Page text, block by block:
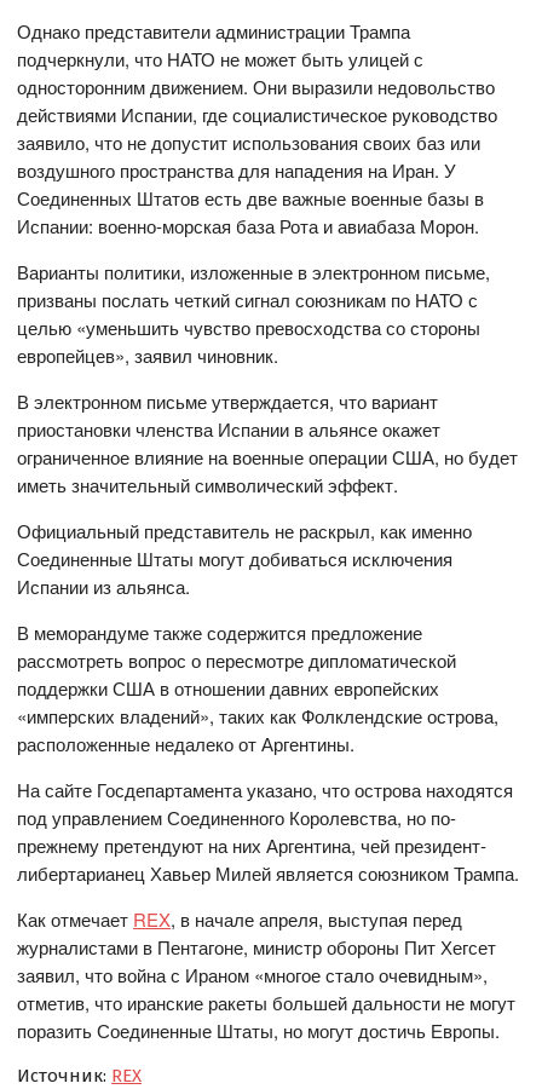
Однако представители администрации Трампа
подчеркнули, что НАТО не может быть улицей с
односторонним движением. Они выразили недовольство
действиями Испании, где социалистическое руководство
заявило, что не допустит использования своих баз или
воздушного пространства для нападения на Иран. У
Соединенных Штатов есть две важные военные базы в
Испании: военно-морская база Рота и авиабаза Морон.
Варианты политики, изложенные в электронном письме,
призваны послать четкий сигнал союзникам по НАТО с
целью «уменьшить чувство превосходства со стороны
европейцев», заявил чиновник.
В электронном письме утверждается, что вариант
приостановки членства Испании в альянсе окажет
ограниченное влияние на военные операции США, но будет
иметь значительный символический эффект.
Официальный представитель не раскрыл, как именно
Соединенные Штаты могут добиваться исключения
Испании из альянса.
В меморандуме также содержится предложение
рассмотреть вопрос о пересмотре дипломатической
поддержки США в отношении давних европейских
«имперских владений», таких как Фолклендские острова,
расположенные недалеко от Аргентины.
На сайте Госдепартамента указано, что острова находятся
под управлением Соединенного Королевства, но по-
прежнему претендуют на них Аргентина, чей президент-
либертарианец Хавьер Милей является союзником Трампа.
Как отмечает REX, в начале апреля, выступая перед
журналистами в Пентагоне, министр обороны Пит Хегсет
заявил, что война с Ираном «многое стало очевидным»,
отметив, что иранские ракеты большей дальности не могут
поразить Соединенные Штаты, но могут достичь Европы.
Источник: REX